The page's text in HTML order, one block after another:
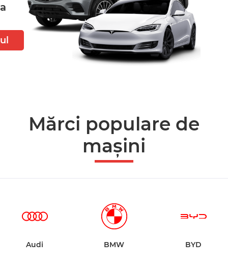
Mărci populare de
mașini
Audi BMW BYD